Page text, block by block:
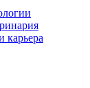
карьера